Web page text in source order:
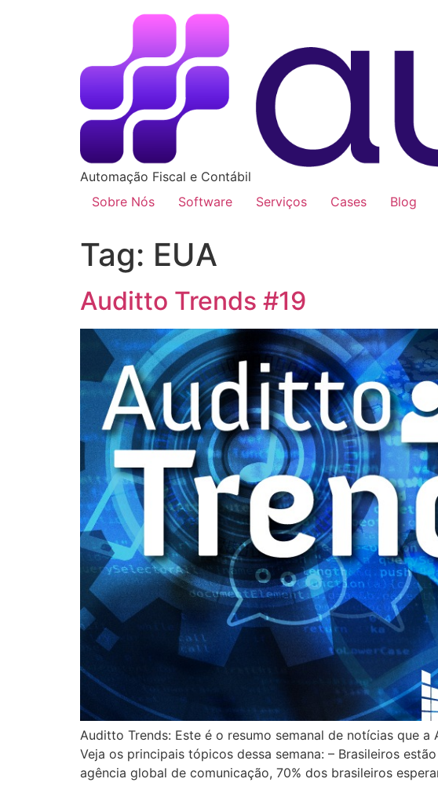
Automação Fiscal e Contábil
Sobre Nós
Software Serviços Cases Blog
Tag: EUA
Auditto Trends #19
Auditto Trends: Este é o resumo semanal de notícias que
Veja os principais tópicos dessa semana: – Brasileiros
agência global de comunicação, 70% dos brasileiros